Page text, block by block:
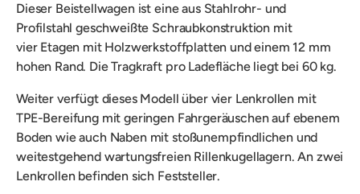
Dieser Beistellwagen ist eine aus Stahlrohr- und
Profilstahl geschweißte Schraubkonstruktion mit
vier Etagen mit Holzwerkstoffplatten und einem 12 mm
hohen Rand. Die Tragkraft pro Ladefläche liegt bei 60 kg.
Weiter verfügt dieses Modell über vier Lenkrollen mit
TPE-Bereifung mit geringen Fahrgeräuschen auf ebenem
Boden wie auch Naben mit stoßunempfindlichen und
weitestgehend wartungsfreien Rillenkugellagern. An zwei
Lenkrollen befinden sich Feststeller.